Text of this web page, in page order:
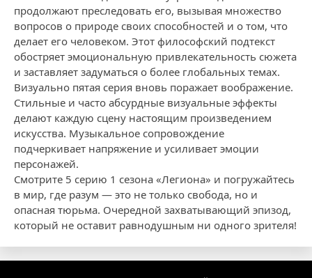
продолжают преследовать его, вызывая множество
вопросов о природе своих способностей и о том, что
делает его человеком. Этот философский подтекст
обостряет эмоциональную привлекательность сюжета
и заставляет задуматься о более глобальных темах.
Визуально пятая серия вновь поражает воображение.
Стильные и часто абсурдные визуальные эффекты
делают каждую сцену настоящим произведением
искусства. Музыкальное сопровождение
подчеркивает напряжение и усиливает эмоции
персонажей.
Смотрите 5 серию 1 сезона «Легиона» и погружайтесь
в мир, где разум — это не только свобода, но и
опасная тюрьма. Очередной захватывающий эпизод,
который не оставит равнодушным ни одного зрителя!